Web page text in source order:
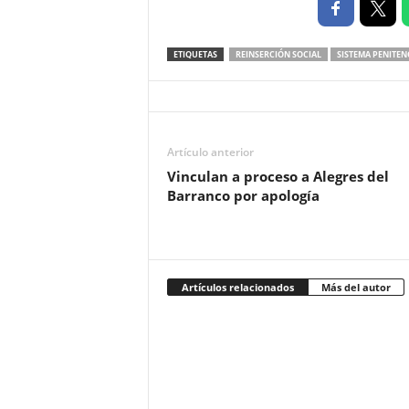
ETIQUETAS REINSERCIÓN SOCIAL SISTEMA
Artículo anterior
Vinculan a proceso a Alegres del
Barranco por apología
Artículos relacionados Más del autor